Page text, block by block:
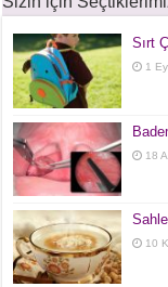
Sırt
1
18
10